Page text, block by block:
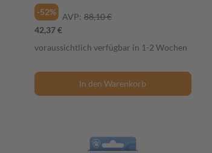
-52%
AVP: 88,10 €
42,37 €
voraussichtlich verfügbar in 1-2 Wochen
In den Warenkorb